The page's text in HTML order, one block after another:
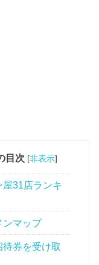
目次 [非表示]
31店ランキ
ンマップ
券を受け取